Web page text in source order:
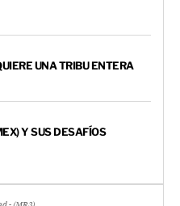
UNA TRIBU ENTERA
Y SUS DESAFÍOS